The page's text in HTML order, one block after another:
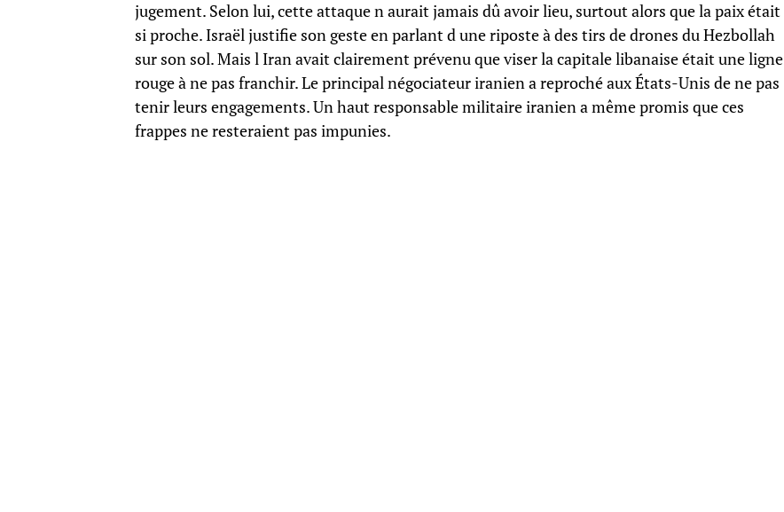
jugement. Selon lui, cette attaque n aurait jamais dû avoir lieu, surtout alors que la paix était
si proche. Israël justifie son geste en parlant d une riposte à des tirs de drones du Hezbollah
sur son sol. Mais l Iran avait clairement prévenu que viser la capitale libanaise était une ligne
rouge à ne pas franchir. Le principal négociateur iranien a reproché aux États-Unis de ne pas
tenir leurs engagements. Un haut responsable militaire iranien a même promis que ces
frappes ne resteraient pas impunies.